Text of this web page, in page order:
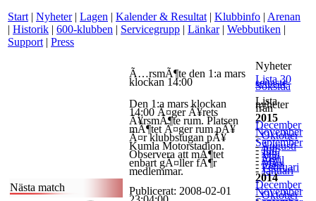
Start | Nyheter| Lagen | Kalender & Resultat | Klubbinfo | Arenan
| Historik | 600-klubben | Servicegrupp | Länkar| Webbutiken |
Support | Press
Nästa match
Ã…rsmÃ¶te den 1:a mars
klockan 14:00
Den 1:a mars klockan
14:00 Ã¤ger Ã¥rets
Ã¥rsmÃ¶te rum. Platsen
mÃ¶tet Ã¤ger rum pÃ¥
Ã¤r klubbstugan pÃ¥
Kumla Motorstadion.
Observera att mÃ¶tet
enbart gÃ¤ller fÃ¶r
medlemmar.
Publicerat: 2008-02-01
Nyheter
Lista 30
senaste
Söksida
Lista
nyheter
från
2015
-
December
-
November
-Oktober
-
September
-Augusti
-Juli
-Juni
- Maj
- April
-Mars
-Februari
- Januari
2014
-
December
-
November
-Oktober
-